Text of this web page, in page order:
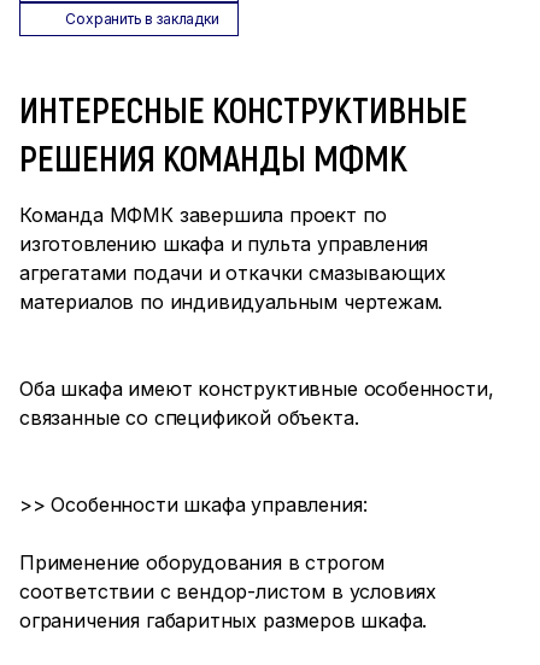
Сохранить в закладки
ИНТЕРЕСНЫЕ КОНСТРУКТИВНЫЕ
РЕШЕНИЯ КОМАНДЫ МФМК
Команда МФМК завершила проект по
изготовлению шкафа и пульта управления
агрегатами подачи и откачки смазывающих
материалов по индивидуальным чертежам.
Оба шкафа имеют конструктивные особенности,
связанные со спецификой объекта.
>> Особенности шкафа управления:
Применение оборудования в строгом
соответствии с вендор-листом в условиях
ограничения габаритных размеров шкафа.